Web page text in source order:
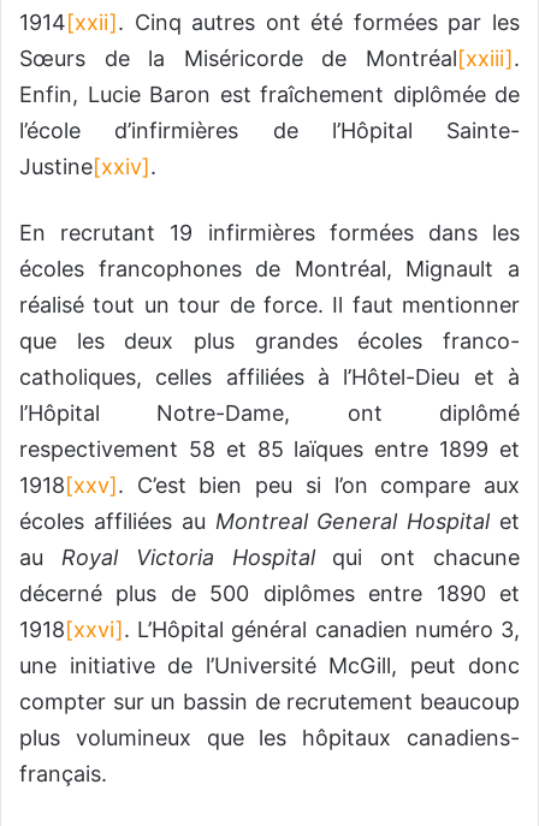
1914[xxii]. Cinq autres ont été formées par les
Sœurs de la Miséricorde de Montréal[xxiii].
Enfin, Lucie Baron est fraîchement diplômée de
l’école d’infirmières de l’Hôpital Sainte-
Justine[xxiv].
En recrutant 19 infirmières formées dans les
écoles francophones de Montréal, Mignault a
réalisé tout un tour de force. Il faut mentionner
que les deux plus grandes écoles franco-
catholiques, celles affiliées à l’Hôtel-Dieu et à
l’Hôpital Notre-Dame, ont diplômé
respectivement 58 et 85 laïques entre 1899 et
1918[xxv]. C’est bien peu si l’on compare aux
écoles affiliées au Montreal General Hospitalet
au Royal Victoria Hospitalqui ont chacune
décerné plus de 500 diplômes entre 1890 et
1918[xxvi]. L’Hôpital général canadien numéro 3,
une initiative de l’Université McGill, peut donc
compter sur un bassin de recrutement beaucoup
plus volumineux que les hôpitaux canadiens-
français.